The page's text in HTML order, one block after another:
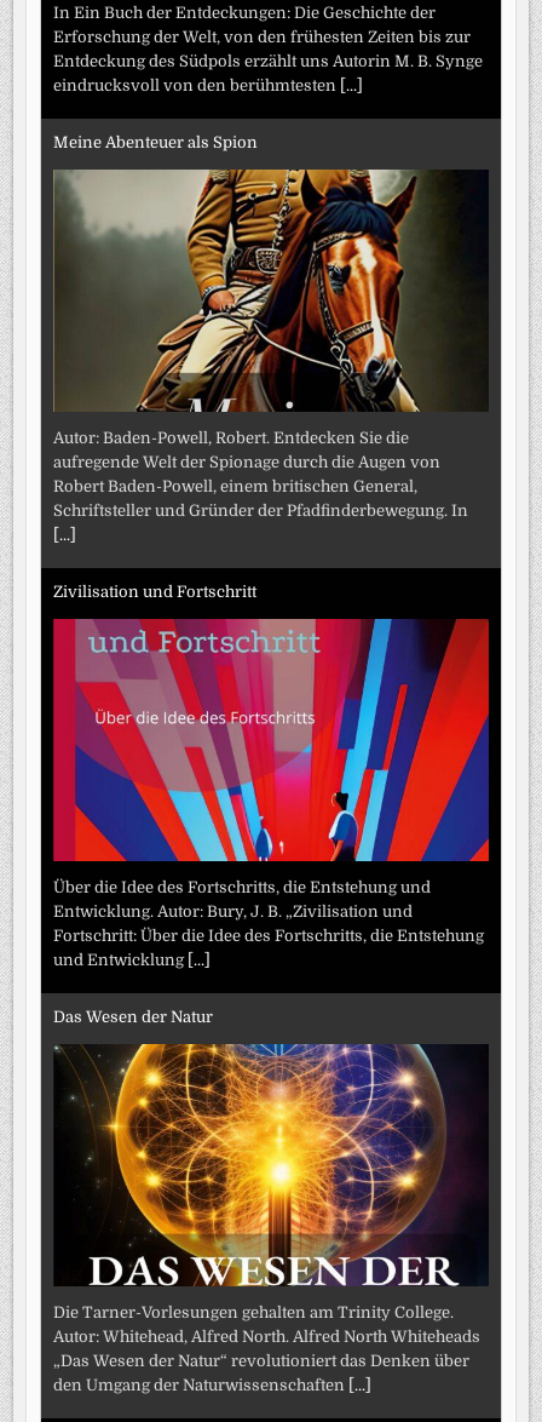
In Ein Buch der Entdeckungen: Die Geschichte der
Erforschung der Welt, von den frühesten Zeiten bis zur
Entdeckung des Südpols erzählt uns Autorin M. B. Synge
eindrucksvoll von den berühmtesten [...]
Meine Abenteuer als Spion
Autor: Baden-Powell, Robert. Entdecken Sie die
aufregende Welt der Spionage durch die Augen von
Robert Baden-Powell, einem britischen General,
Schriftsteller und Gründer der Pfadfinderbewegung. In
[...]
Zivilisation und Fortschritt
Über die Idee des Fortschritts, die Entstehung und
Entwicklung. Autor: Bury, J. B. „Zivilisation und
Fortschritt: Über die Idee des Fortschritts, die Entstehung
und Entwicklung [...]
Das Wesen der Natur
Die Tarner-Vorlesungen gehalten am Trinity College.
Autor: Whitehead, Alfred North. Alfred North Whiteheads
„Das Wesen der Natur“ revolutioniert das Denken über
den Umgang der Naturwissenschaften [...]